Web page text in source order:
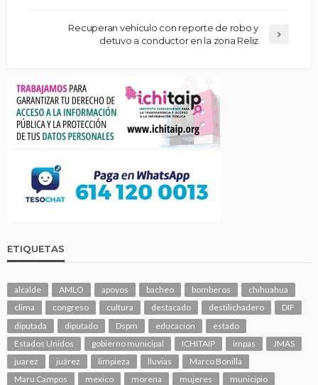
Recuperan vehículo con reporte de robo y
detuvo a conductor en la zona Reliz
ETIQUETAS
alcalde AMLO apoyos bacheo bomberos
chihuahua
clima
congreso cultura destacado destilichadero
DIF
diputada
diputado Dspm educacion
estado
Estados Unidos
gobierno municipal ICHITAIP impas
JMAS
juarez
juárez limpieza lluvias
Marco Bonilla
Maru Campos
mexico morena mujeres
municipio